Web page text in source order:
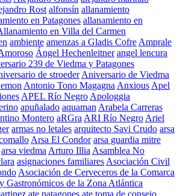
Rost alfonsín allanamiento
en Patagones allanamiento en
en Villa del Carmen
ambiente amenzas a Gladis Cofre Amprale
Ángel Hechenleitner angel lencura
239 de Viedma y Patagones
de stroeder Aniversario de Viedma
Antonio Tono Magagna Anxious Apel
APEL Río Negro Apologgia
apuñalado aquaman Arabela Carreras
Montero aRGra ARI Río Negro Ariel
armas no letales arquitecto Savi Crudo arsa
Arsa El Condor arsa guardia mitre
arsa viedma Arturo Illia Asamblea No
asignaciones familiares Asociación Civil
Asociación de Cerveceros de la Comarca
Gastronómicos de la Zona Atlántica
ate patagones ate toma de consejo